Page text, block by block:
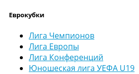
Еврокубки
Лига Чемпионов
Лига Европы
Лига Конференций
Юношеская лига УЕФА U19